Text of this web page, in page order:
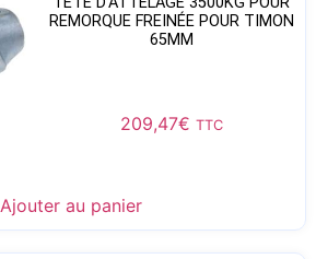
REMORQUE FREINÉE POUR TIMON
65MM
209,47€ TTC
Ajouter au panier